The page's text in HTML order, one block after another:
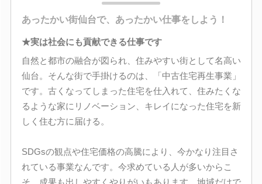
あったかい街仙台で、あったかい仕事をしよう！
★実は社会にも貢献できる仕事です
自然と都市の融合が図られ、住みやすい街として名高い
仙台。そんな街で手掛けるのは、「中古住宅再生事業」
です。古くなってしまった住宅を仕入れて、住みたくな
るような家にリノベーション、キレイになった住宅を新
しく住む方に届ける。
SDGsの観点や住宅価格の高騰により、今かなり注目さ
れている事業なんです。今求めている人が多いからこ
そ、成果も出しやすくやりがいもあります。地域だけで